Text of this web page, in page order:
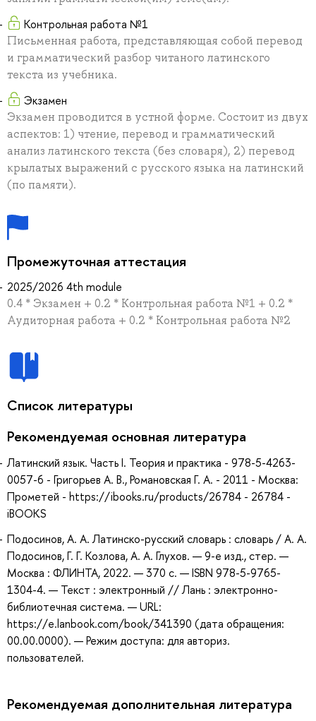
Контрольная работа №1
Письменная работа, представляющая собой перевод
и грамматический разбор читаного латинского
текста из учебника.
Экзамен
Экзамен проводится в устной форме. Состоит из двух
аспектов: 1) чтение, перевод и грамматический
анализ латинского текста (без словаря), 2) перевод
крылатых выражений с русского языка на латинский
(по памяти).
Промежуточная аттестация
2025/2026 4th module
0.4 * Экзамен + 0.2 * Контрольная работа №1 + 0.2 *
Аудиторная работа + 0.2 * Контрольная работа №2
Список литературы
Рекомендуемая основная литература
Латинский язык. Часть I. Теория и практика - 978-5-4263-
0057-6 - Григорьев А. В., Романовская Г. А. - 2011 - Москва:
Прометей - https://ibooks.ru/products/26784 - 26784 -
iBOOKS
Подосинов, А. А. Латинско-русский словарь : словарь / А. А.
Подосинов, Г. Г. Козлова, А. А. Глухов. — 9-е изд., стер. —
Москва : ФЛИНТА, 2022. — 370 с. — ISBN 978-5-9765-
1304-4. — Текст : электронный // Лань : электронно-
библиотечная система. — URL:
https://e.lanbook.com/book/341390 (дата обращения:
00.00.0000). — Режим доступа: для авториз.
пользователей.
Рекомендуемая дополнительная литература